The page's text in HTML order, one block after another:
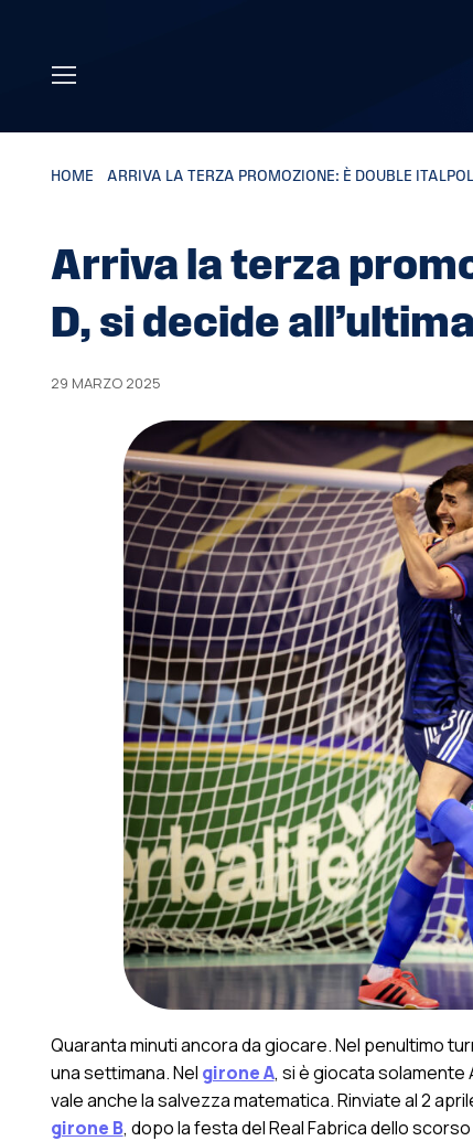
HOME ARRIVA LA TERZA PROMOZIONE: È DOUBLE
Arriva la terza
D, si decide all’ultima
29 MARZO 2025
Quaranta minuti ancora da giocare. Nel penultimo
una settimana. Nel girone A, si è giocata solamente
vale anche la salvezza matematica. Rinviate al 2
girone B, dopo la festa del Real Fabrica dello